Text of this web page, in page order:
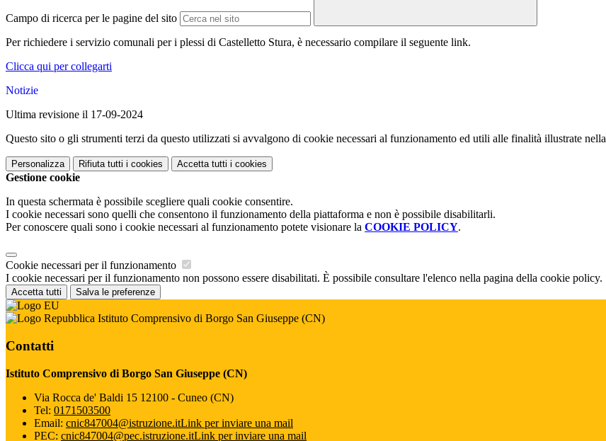
Campo di ricerca per le pagine del sito
Per richiedere i servizio comunali per i plessi di Castelletto Stura, è necessario compilare il seguente link.
Clicca qui per collegarti
Notizie
Ultima revisione il 17-09-2024
Questo sito o gli strumenti terzi da questo utilizzati si avvalgono di cookie necessari al funzionamento ed utili alle finalità illustrate nella
Personalizza Rifiuta tutti i cookies Accetta tutti i cookies
Gestione cookie
In questa schermata è possibile scegliere quali cookie consentire.
I cookie necessari sono quelli che consentono il funzionamento della piattaforma e non è possibile disabilitarli.
Per conoscere quali sono i cookie necessari al funzionamento potete visionare la COOKIE POLICY.
Cookie necessari per il funzionamento
I cookie necessari per il funzionamento non possono essere disabilitati. È possibile consultare l'elenco nella pagina della cookie policy.
Accetta tutti Salva le preferenze
Istituto Comprensivo di Borgo San Giuseppe (CN)
Contatti
Istituto Comprensivo di Borgo San Giuseppe (CN)
Via Rocca de' Baldi 15 12100 - Cuneo (CN)
Tel: 0171503500
Email: cnic847004@istruzione.itLink per inviare una mail
PEC: cnic847004@pec.istruzione.itLink per inviare una mail